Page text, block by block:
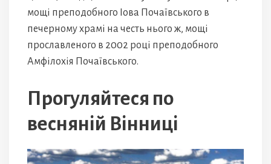
мощі преподобного Іова Почаївського в
печерному храмі на честь нього ж, мощі
прославленого в 2002 році преподобного
Амфілохія Почаївського.
Прогуляйтеся по
весняній Вінниці